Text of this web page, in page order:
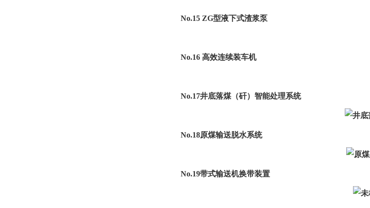
No.15 ZG型液下式渣浆泵
No.16 高效连续装车机
No.17井底落煤（矸）智能处理系统
No.18原煤输送脱水系统
No.19带式输送机换带装置